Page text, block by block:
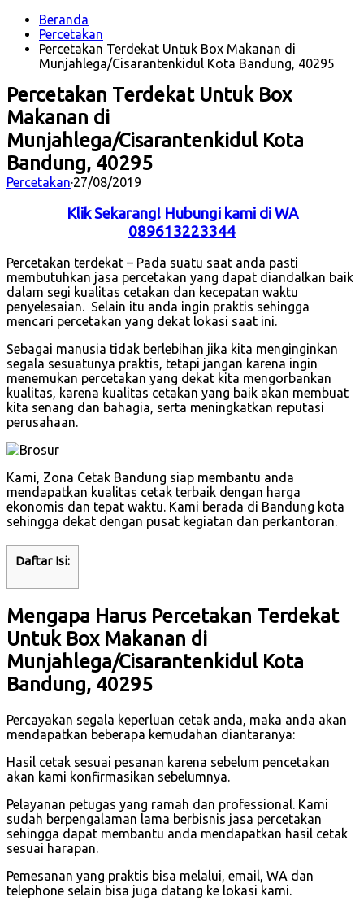
Beranda
Percetakan
Percetakan Terdekat Untuk Box Makanan di
Munjahlega/Cisarantenkidul Kota Bandung, 40295
Percetakan Terdekat Untuk Box
Makanan di
Munjahlega/Cisarantenkidul Kota
Bandung, 40295
Percetakan·27/08/2019
Klik Sekarang! Hubungi kami di WA
089613223344
Percetakan terdekat – Pada suatu saat anda pasti
membutuhkan jasa percetakan yang dapat diandalkan baik
dalam segi kualitas cetakan dan kecepatan waktu
penyelesaian. Selain itu anda ingin praktis sehingga
mencari percetakan yang dekat lokasi saat ini.
Sebagai manusia tidak berlebihan jika kita menginginkan
segala sesuatunya praktis, tetapi jangan karena ingin
menemukan percetakan yang dekat kita mengorbankan
kualitas, karena kualitas cetakan yang baik akan membuat
kita senang dan bahagia, serta meningkatkan reputasi
perusahaan.
Kami, Zona Cetak Bandung siap membantu anda
mendapatkan kualitas cetak terbaik dengan harga
ekonomis dan tepat waktu. Kami berada di Bandung kota
sehingga dekat dengan pusat kegiatan dan perkantoran.
Daftar Isi:
Mengapa Harus Percetakan Terdekat
Untuk Box Makanan di
Munjahlega/Cisarantenkidul Kota
Bandung, 40295
Percayakan segala keperluan cetak anda, maka anda akan
mendapatkan beberapa kemudahan diantaranya:
Hasil cetak sesuai pesanan karena sebelum pencetakan
akan kami konfirmasikan sebelumnya.
Pelayanan petugas yang ramah dan professional. Kami
sudah berpengalaman lama berbisnis jasa percetakan
sehingga dapat membantu anda mendapatkan hasil cetak
sesuai harapan.
Pemesanan yang praktis bisa melalui, email, WA dan
telephone selain bisa juga datang ke lokasi kami.